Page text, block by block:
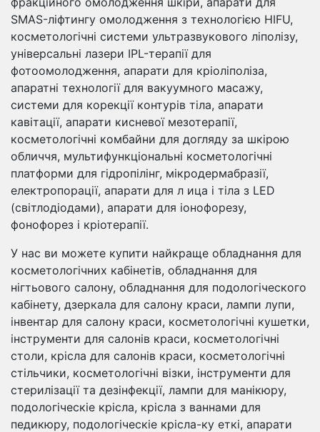
SMAS-ліфтингу омолодження з технологією HIFU,
косметологічні системи ультразвукового ліполізу,
універсальні лазери IPL-терапії для
фотоомолодження, апарати для кріоліполіза,
апаратні технології для вакуумного масажу,
системи для корекції контурів тіла, апарати
кавітації, апарати кисневої мезотерапії,
косметологічні комбайни для догляду за шкірою
обличчя, мультифункціональні косметологічні
платформи для гідропілінг, мікродермабразії,
електропорації, апарати для л ица і тіла з LED
(світлодіодами), апарати для іонофорезу,
фонофорез і кріотерапії.
У нас ви можете купити найкраще обладнання для
косметологічних кабінетів, обладнання для
нігтьового салону, обладнання для подологіческого
кабінету, дзеркала для салону краси, лампи лупи,
інвентар для салону краси, косметологічні кушетки,
інструменти для салонів краси, косметологічні
столи, крісла для салонів краси, косметологічні
стільчики, косметологічні візки, інструменти для
стерилізації та дезінфекції, лампи для манікюру,
подологіческіе крісла, крісла з ваннами для
педикюру, подологіческіе крісла-ку еткі, апарати